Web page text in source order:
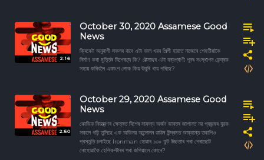
2:16
October 30, 2020 Assamese Good
News
ক্ৰিকেট অনুৰাগী সকলৰ বাবে এটা ভাল খৱৰ শিল্পী হায়াত নাজেৰে শেহতীয়াকৈ
নিৰ্মাণ কৰা মূৰ্ত্তিৰ বিশেষত্ব কি? টেক্সাছৰ এটা বন্যপ্ৰাণী পুনৰ সংস্থাপন কেন্দ্ৰক
সহায় কৰিবলৈ একাংশ লোক কিয় উবুৰি খায় পৰিছে?
2:50
October 29, 2020 Assamese Good
News
কোভিড নিয়ন্ত্রণৰ ক্ষেত্ৰত বিশেষ সাফল্য অর্জন ভাৰতৰ জাপানত নৱ প্ৰজন্মৰ যুৱক
সকলে গঢ়ি তুলিছে এক অভিনৱ আন্দোলন ডাউন চিন্দ্ৰমত আক্রান্ত তথাপিও
প্ৰস্তুতি চলাইছে Ironman হোৱাৰ ১৩০ ফুট উচ্চতাৰ পৰা পেৰাছোট
নোহোৱাকৈ হেলিকপ্টাৰৰ পৰা জপিয়ালে কোনে?